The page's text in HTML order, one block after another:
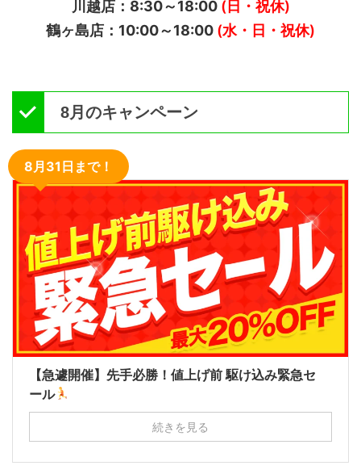
川越店：8:30～18:00(日・祝休)
鶴ヶ島店：10:00～18:00 (水・日・祝休)
8月のキャンペーン
8月31日まで！
【急遽開催】先手必勝！値上げ前 駆け込み緊急セ
ール
続きを見る